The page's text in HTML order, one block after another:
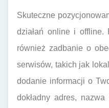
Skuteczne
działań online i offline.
również zadbanie o
serwisów, takich jak
dodanie informacji o
dokładny adres,